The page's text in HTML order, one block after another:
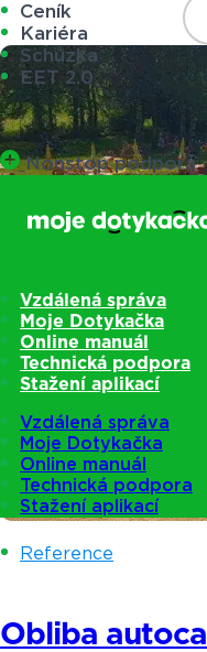
Ceník
Kariéra
Schůzka
EET 2.0
Nonstop podpora
Vzdálená správa
Moje Dotykačka
Online manuál
Technická podpora
Stažení aplikací
Vzdálená správa
Moje Dotykačka
Online manuál
Technická podpora
Stažení aplikací
Reference
Obliba